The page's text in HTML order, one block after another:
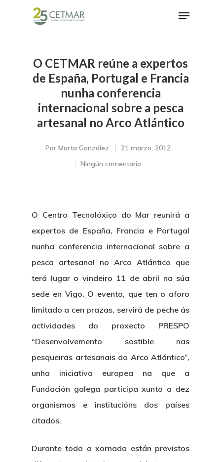
Hit enter to search or ESC to close
O CETMAR reúne a expertos
de España, Portugal e Francia
nunha conferencia
internacional sobre a pesca
artesanal no Arco Atlántico
Por Marta González
21 marzo, 2012
Ningún comentario
O Centro Tecnolóxico do Mar reunirá a
expertos de España, Francia e Portugal
nunha conferencia internacional sobre a
pesca artesanal no Arco Atlántico que
terá lugar o vindeiro 11 de abril na súa
sede en Vigo. O evento, que ten o aforo
limitado a cen prazas, servirá de peche ás
actividades do proxecto PRESPO
“Desenvolvemento sostible nas
pesqueiras artesanais do Arco Atlántico”,
unha iniciativa europea na que a
Fundación galega participa xunto a dez
organismos e institucións dos países
citados.
Durante toda a xornada están previstos